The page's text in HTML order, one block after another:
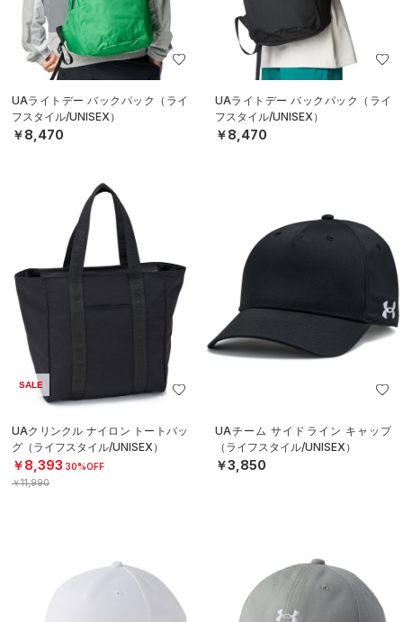
UAライトデー バックパック（ライ
フスタイル/UNISEX）
￥8,470
UAライトデー バックパック（ライ
フスタイル/UNISEX）
￥8,470
SALE
UAクリンクル ナイロン トートバッ
グ（ライフスタイル/UNISEX）
￥8,393 30%OFF
￥11,990
UAチーム サイドライン キャップ
（ライフスタイル/UNISEX）
￥3,850